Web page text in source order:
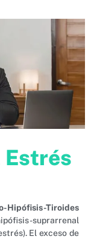
Estrés
Tiroides
suprarrenal
El exceso de